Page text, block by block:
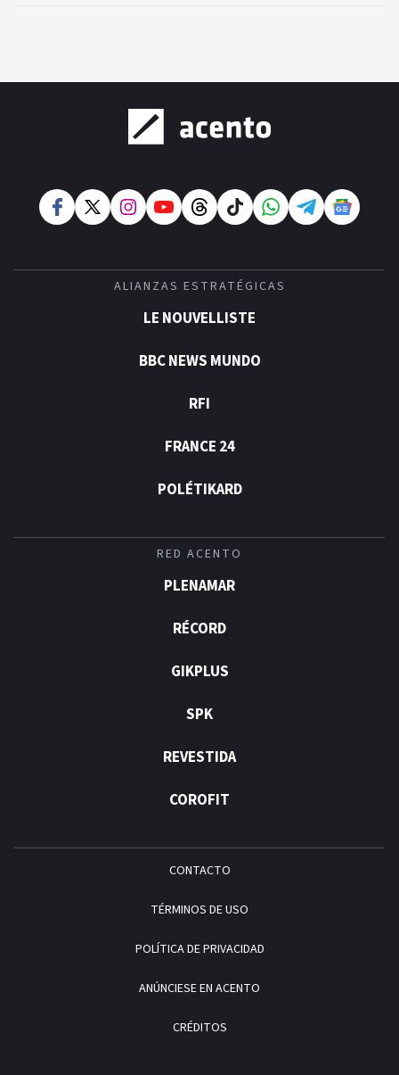
ALIANZAS ESTRATÉGICAS
LE NOUVELLISTE
BBC NEWS MUNDO
RFI
FRANCE 24
POLÉTIKARD
RED ACENTO
PLENAMAR
RÉCORD
GIKPLUS
SPK
REVESTIDA
COROFIT
CONTACTO
TÉRMINOS DE USO
POLÍTICA DE PRIVACIDAD
ANÚNCIESE EN ACENTO
CRÉDITOS